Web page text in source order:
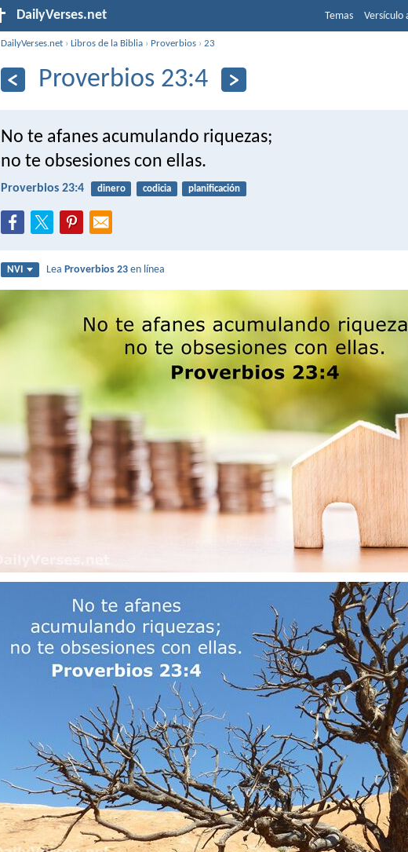
DailyVerses.net Temas Versículo
DailyVerses.net ›Libros de la Biblia › Proverbios ›23
Proverbios 23:4
No te afanes acumulando riquezas;
no te obsesiones con ellas.
Proverbios 23:4 dinero codicia planificación
NVI LeaProverbios 23 en línea